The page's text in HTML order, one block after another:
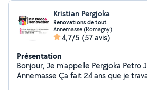
Kristian Pergjoka
Renovations de tout
Annemasse (Romagny)
4,7/5 (57 avis)
Présentation
Bonjour, Je m'appelle Pergjoka Petro J'habite a
Annemasse Ça fait 24 ans que je travaille dans la